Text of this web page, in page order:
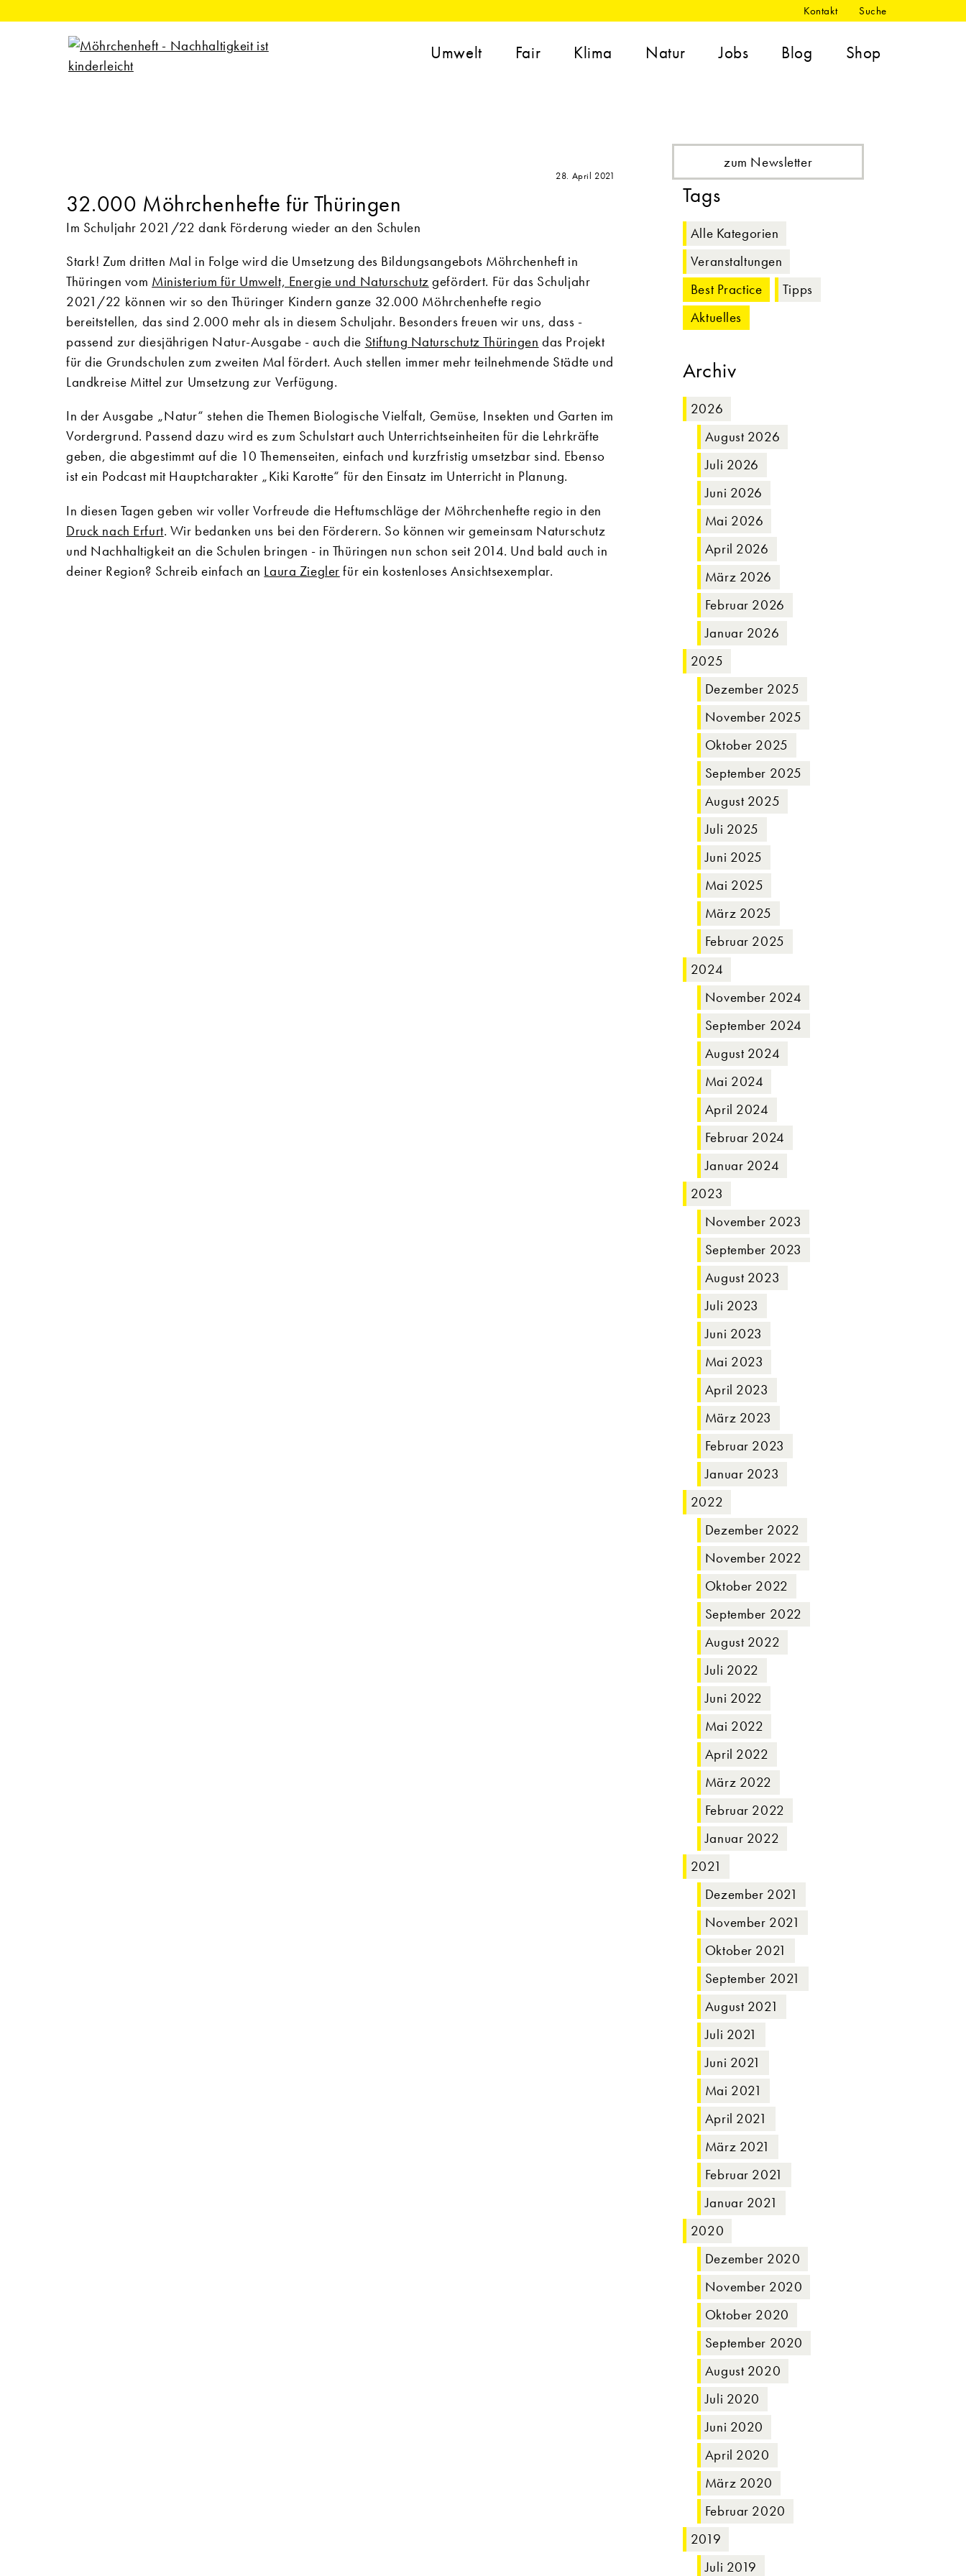
Kontakt Suche
Umwelt Fair Klima Natur Jobs Blog Shop
28. April 2021
32.000 Möhrchenhefte für Thüringen
Im Schuljahr 2021/22 dank Förderung wieder an den Schulen
Stark! Zum dritten Mal in Folge wird die Umsetzung des Bildungsangebots Möhrchenheft in
Thüringen vom Ministerium für Umwelt, Energie und Naturschutz gefördert. Für das Schuljahr
2021/22 können wir so den Thüringer Kindern ganze 32.000 Möhrchenhefte regio
bereitstellen, das sind 2.000 mehr als in diesem Schuljahr. Besonders freuen wir uns, dass -
passend zur diesjährigen Natur-Ausgabe - auch die Stiftung Naturschutz Thüringen das Projekt
für die Grundschulen zum zweiten Mal fördert. Auch stellen immer mehr teilnehmende Städte und
Landkreise Mittel zur Umsetzung zur Verfügung.
In der Ausgabe „Natur“ stehen die Themen Biologische Vielfalt, Gemüse, Insekten und Garten im
Vordergrund. Passend dazu wird es zum Schulstart auch Unterrichtseinheiten für die Lehrkräfte
geben, die abgestimmt auf die 10 Themenseiten, einfach und kurzfristig umsetzbar sind. Ebenso
ist ein Podcast mit Hauptcharakter „Kiki Karotte“ für den Einsatz im Unterricht in Planung.
In diesen Tagen geben wir voller Vorfreude die Heftumschläge der Möhrchenhefte regio in den
Druck nach Erfurt. Wir bedanken uns bei den Förderern. So können wir gemeinsam Naturschutz
und Nachhaltigkeit an die Schulen bringen - in Thüringen nun schon seit 2014. Und bald auch in
deiner Region? Schreib einfach an Laura Ziegler für ein kostenloses Ansichtsexemplar.
zum Newsletter
Tags
Alle Kategorien
Veranstaltungen
Best Practice
Tipps
Aktuelles
Archiv
2026
August 2026
Juli 2026
Juni 2026
Mai 2026
April 2026
März 2026
Februar 2026
Januar 2026
2025
Dezember 2025
November 2025
Oktober 2025
September 2025
August 2025
Juli 2025
Juni 2025
Mai 2025
März 2025
Februar 2025
2024
November 2024
September 2024
August 2024
Mai 2024
April 2024
Februar 2024
Januar 2024
2023
November 2023
September 2023
August 2023
Juli 2023
Juni 2023
Mai 2023
April 2023
März 2023
Februar 2023
Januar 2023
2022
Dezember 2022
November 2022
Oktober 2022
September 2022
August 2022
Juli 2022
Juni 2022
Mai 2022
April 2022
März 2022
Februar 2022
Januar 2022
2021
Dezember 2021
November 2021
Oktober 2021
September 2021
August 2021
Juli 2021
Juni 2021
Mai 2021
April 2021
März 2021
Februar 2021
Januar 2021
2020
Dezember 2020
November 2020
Oktober 2020
September 2020
August 2020
Juli 2020
Juni 2020
April 2020
März 2020
Februar 2020
2019
Juli 2019